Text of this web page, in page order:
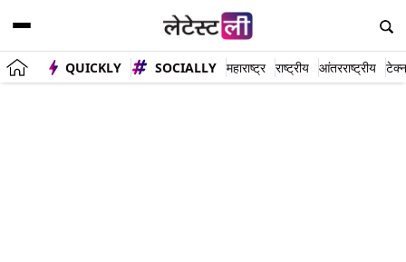
QUICKLY SOCIALLY महाराष्ट्र राष्ट्रीय आंतरराष्ट्रीय